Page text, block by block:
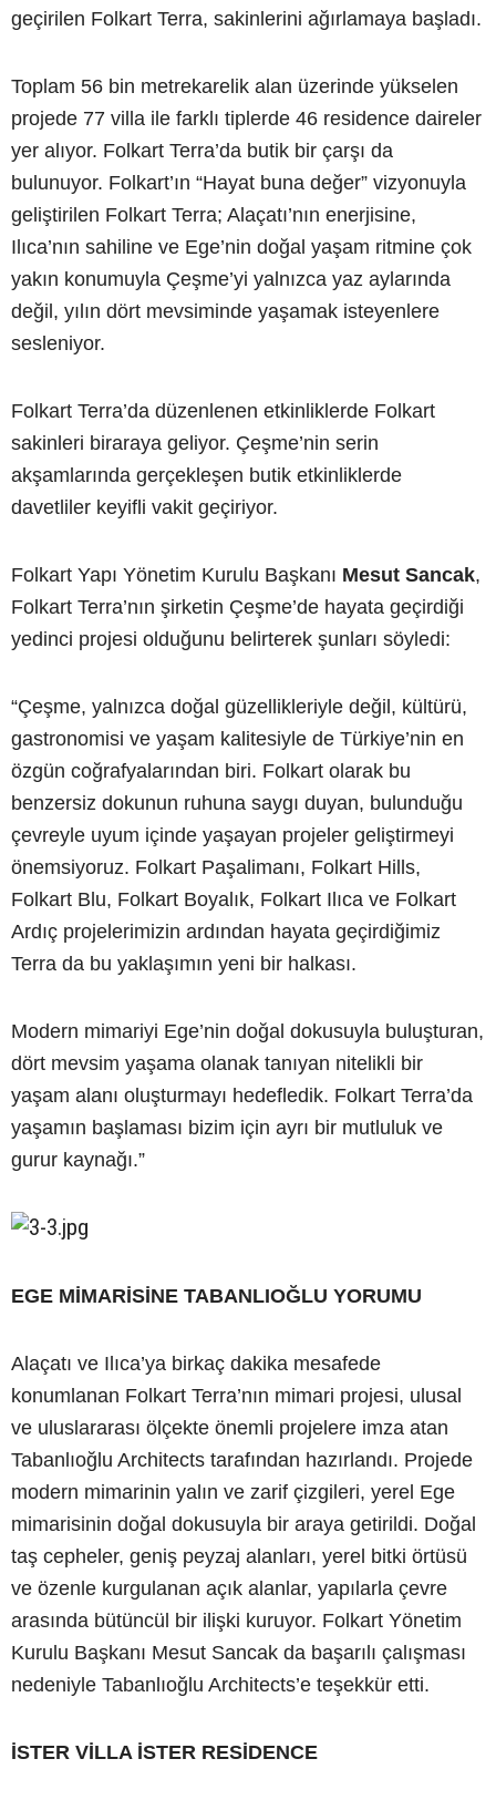
geçirilen Folkart Terra, sakinlerini ağırlamaya başladı.
Toplam 56 bin metrekarelik alan üzerinde yükselen
projede 77 villa ile farklı tiplerde 46 residence daireler
yer alıyor. Folkart Terra’da butik bir çarşı da
bulunuyor. Folkart’ın “Hayat buna değer” vizyonuyla
geliştirilen Folkart Terra; Alaçatı’nın enerjisine,
Ilıca’nın sahiline ve Ege’nin doğal yaşam ritmine çok
yakın konumuyla Çeşme’yi yalnızca yaz aylarında
değil, yılın dört mevsiminde yaşamak isteyenlere
sesleniyor.
Folkart Terra’da düzenlenen etkinliklerde Folkart
sakinleri biraraya geliyor. Çeşme’nin serin
akşamlarında gerçekleşen butik etkinliklerde
davetliler keyifli vakit geçiriyor.
Folkart Yapı Yönetim Kurulu Başkanı Mesut Sancak,
Folkart Terra’nın şirketin Çeşme’de hayata geçirdiği
yedinci projesi olduğunu belirterek şunları söyledi:
“Çeşme, yalnızca doğal güzellikleriyle değil, kültürü,
gastronomisi ve yaşam kalitesiyle de Türkiye’nin en
özgün coğrafyalarından biri. Folkart olarak bu
benzersiz dokunun ruhuna saygı duyan, bulunduğu
çevreyle uyum içinde yaşayan projeler geliştirmeyi
önemsiyoruz. Folkart Paşalimanı, Folkart Hills,
Folkart Blu, Folkart Boyalık, Folkart Ilıca ve Folkart
Ardıç projelerimizin ardından hayata geçirdiğimiz
Terra da bu yaklaşımın yeni bir halkası.
Modern mimariyi Ege’nin doğal dokusuyla buluşturan,
dört mevsim yaşama olanak tanıyan nitelikli bir
yaşam alanı oluşturmayı hedefledik. Folkart Terra’da
yaşamın başlaması bizim için ayrı bir mutluluk ve
gurur kaynağı.”
EGE MİMARİSİNE TABANLIOĞLU YORUMU
Alaçatı ve Ilıca’ya birkaç dakika mesafede
konumlanan Folkart Terra’nın mimari projesi, ulusal
ve uluslararası ölçekte önemli projelere imza atan
Tabanlıoğlu Architects tarafından hazırlandı. Projede
modern mimarinin yalın ve zarif çizgileri, yerel Ege
mimarisinin doğal dokusuyla bir araya getirildi. Doğal
taş cepheler, geniş peyzaj alanları, yerel bitki örtüsü
ve özenle kurgulanan açık alanlar, yapılarla çevre
arasında bütüncül bir ilişki kuruyor. Folkart Yönetim
Kurulu Başkanı Mesut Sancak da başarılı çalışması
nedeniyle Tabanlıoğlu Architects’e teşekkür etti.
İSTER VİLLA İSTER RESİDENCE